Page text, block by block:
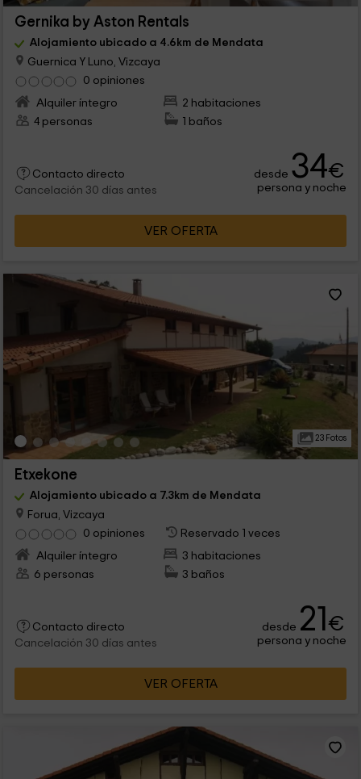
Gernika by Aston Rentals
Alojamiento ubicado a 4.6km de Mendata
Guernica Y Luno, Vizcaya
0 opiniones
Alquiler íntegro
2 habitaciones
4 personas
1 baños
Contacto directo
Cancelación 30 días antes
desde 34€
persona y noche
VER OFERTA
23 Fotos
Etxekone
Alojamiento ubicado a 7.3km de Mendata
Forua, Vizcaya
0 opiniones
Reservado 1 veces
Alquiler íntegro
3 habitaciones
6 personas
3 baños
Contacto directo
Cancelación 30 días antes
desde 21€
persona y noche
VER OFERTA